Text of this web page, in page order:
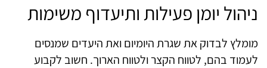
ניהול יומן פעילות ותיעדוף משימות
מומלץ לבדוק את שגרת היומיום ואת היעדים שמנסים
לעמוד בהם, לטווח הקצר ולטווח הארוך. חשוב לקבוע